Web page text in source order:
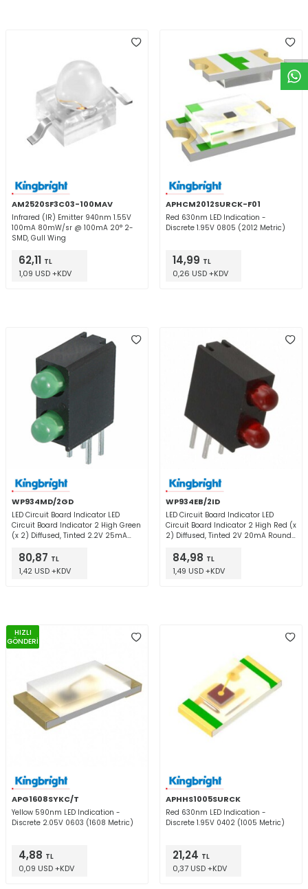
W
h
t
a
p
p
D
e
s
e
H
a
t
t
AM2520SF3C03-100MAV
Infrared (IR) Emitter 940nm 1.55V
100mA 80mW/sr @ 100mA 20° 2-
SMD, Gull Wing
62,11 TL
1,09 USD +KDV
APHCM2012SURCK-F01
Red 630nm LED Indication -
Discrete 1.95V 0805 (2012 Metric)
14,99 TL
0,26 USD +KDV
WP934MD/2GD
LED Circuit Board Indicator LED
Circuit Board Indicator 2 High Green
(x 2) Diffused, Tinted 2.2V 25mA
Through Hole, Right Angle
80,87 TL
1,42 USD +KDV
WP934EB/2ID
LED Circuit Board Indicator LED
Circuit Board Indicator 2 High Red (x
2) Diffused, Tinted 2V 20mA Round
Hole, Right Angle
84,98 TL
1,49 USD +KDV
HIZLI
GÖNDERİ
APG1608SYKC/T
Yellow 590nm LED Indication -
Discrete 2.05V 0603 (1608 Metric)
4,88 TL
0,09 USD +KDV
APHHS1005SURCK
Red 630nm LED Indication -
Discrete 1.95V 0402 (1005 Metric)
21,24 TL
0,37 USD +KDV